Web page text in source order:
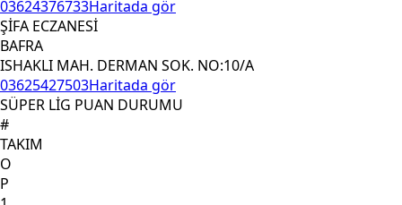
03624376733Haritada gör
ŞİFA ECZANESİ
BAFRA
ISHAKLI MAH. DERMAN SOK. NO:10/A
03625427503Haritada gör
SÜPER LİG PUAN DURUMU
#
TAKIM
O
P